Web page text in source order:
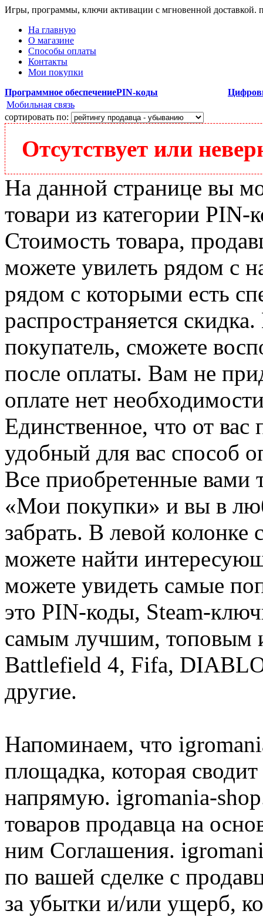
Игры, программы, ключи активации с мгновенной доставкой.
На главную
О магазине
Способы оплаты
Контакты
Мои покупки
Программное обеспечениеPIN-коды
Мобильная связь
сортировать по:
Отсутствует или
На данной странице вы
товари из категории
Стоимость товара,
можете увилеть рядом с
рядом с которыми есть
распространяется
покупатель, сможете
после оплаты. Вам не
оплате нет
Единственное, что от вас
удобный для вас способ
Все приобретенные вами
«Мои покупки» и вы в
забрать. В левой
можете найти
можете увидеть самые
это PIN-коды, Steam-
самым лучшим, топовым
Battlefield 4, Fifa,
другие.
Напоминаем, что
площадка, которая
напрямую. igromania-
товаров продавца на
ним Соглашения.
по вашей сделке с
за убытки и/или ущерб,